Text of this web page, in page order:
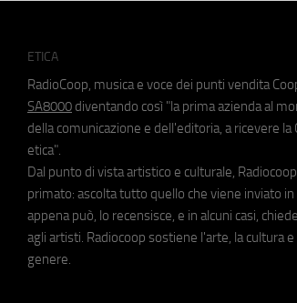
ETICA
RadioCoop, musica e voce dei punti vendita
SA8000 diventando così "la prima azienda al
della comunicazione e dell'editoria, a ricevere la
etica".
Dal punto di vista artistico e culturale,
primato: ascolta tutto quello che viene inviato in
appena può, lo recensisce, e in alcuni casi,
agli artisti. Radiocoop sostiene l'arte, la cultura
genere.